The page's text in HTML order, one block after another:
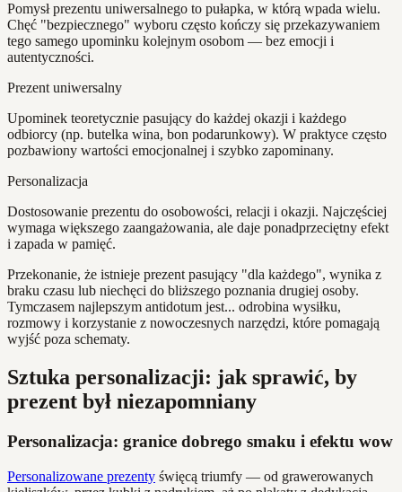
Pomysł prezentu uniwersalnego to pułapka, w którą wpada wielu.
Chęć "bezpiecznego" wyboru często kończy się przekazywaniem
tego samego upominku kolejnym osobom — bez emocji i
autentyczności.
Prezent uniwersalny
Upominek teoretycznie pasujący do każdej okazji i każdego
odbiorcy (np. butelka wina, bon podarunkowy). W praktyce często
pozbawiony wartości emocjonalnej i szybko zapominany.
Personalizacja
Dostosowanie prezentu do osobowości, relacji i okazji. Najczęściej
wymaga większego zaangażowania, ale daje ponadprzeciętny efekt
i zapada w pamięć.
Przekonanie, że istnieje prezent pasujący "dla każdego", wynika z
braku czasu lub niechęci do bliższego poznania drugiej osoby.
Tymczasem najlepszym antidotum jest... odrobina wysiłku,
rozmowy i korzystanie z nowoczesnych narzędzi, które pomagają
wyjść poza schematy.
Sztuka personalizacji: jak sprawić, by
prezent był niezapomniany
Personalizacja: granice dobrego smaku i efektu wow
Personalizowane prezenty święcą triumfy — od grawerowanych